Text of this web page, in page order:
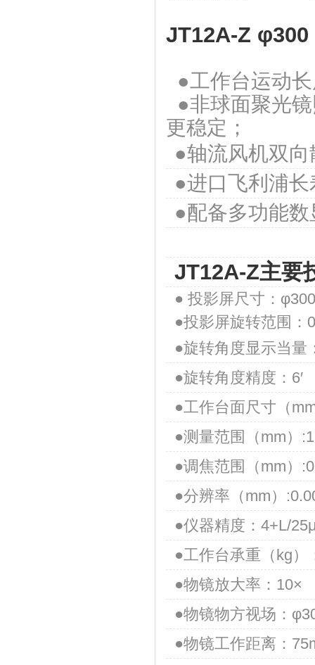
JT12A-Z φ300
●工作台运动
●非球面聚光
更稳定；
●轴流风机双
●进口飞利浦
●配备多功能数
JT12A-Z主要
● 投影屏尺寸：
●投影屏旋转范围：
●旋转角度显示当量
●旋转角度精度：6′
●工作台面尺寸（
●测量范围（mm）
●调焦范围（mm）
●分辨率（mm）
●仪器精度：4+L/
●工作台承重（kg）
●物镜放大率：10×
●物镜物方视场：
●物镜工作距离：